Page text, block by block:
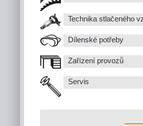
Technika stlačeného
Dílenské potřeby
Zařízení provozů
Servis